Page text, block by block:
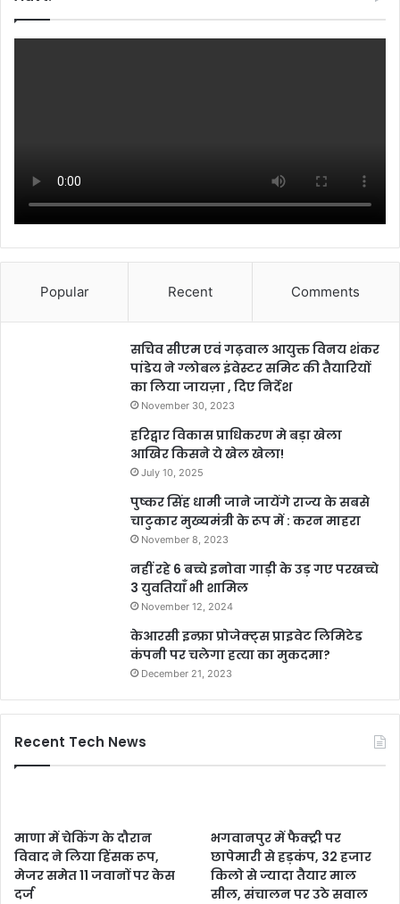
Popular Recent Comments
सचिव सीएम एवं गढ़वाल आयुक्त विनय शंकर
पांडेय ने ग्लोबल इंवेस्टर समिट की तैयारियों
का लिया जायज़ा , दिए निर्देश
November 30, 2023
हरिद्वार विकास प्राधिकरण मे बड़ा खेला
आखिर किसने ये खेल खेला!
July 10, 2025
पुष्कर सिंह धामी जाने जायेंगे राज्य के सबसे
चाटुकार मुख्यमंत्री के रूप में : करन माहरा
November 8, 2023
नहीं रहे 6 बच्चे इनोवा गाड़ी के उड़ गए परखच्चे
3 युवतियाँ भी शामिल
November 12, 2024
केआरसी इन्फ्रा प्रोजेक्ट्स प्राइवेट लिमिटेड
कंपनी पर चलेगा हत्या का मुकदमा?
December 21, 2023
Recent Tech News
माणा में चेकिंग के दौरान
विवाद ने लिया हिंसक रूप,
मेजर समेत 11 जवानों पर केस
दर्ज
भगवानपुर में फैक्ट्री पर
छापेमारी से हड़कंप, 32 हजार
किलो से ज्यादा तैयार माल
सील, संचालन पर उठे सवाल